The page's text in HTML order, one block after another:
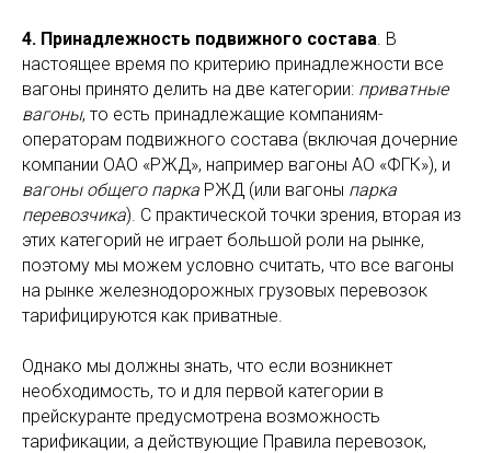
4. Принадлежность подвижного состава . В
настоящее время по критерию принадлежности все
вагоны принято делить на две категории: приватные
вагоны, то есть принадлежащие компаниям-
операторам подвижного состава (включая дочерние
компании ОАО «РЖД», например вагоны АО «ФГК»), и
вагоны общего парка РЖД (или вагоны парка
перевозчика). С практической точки зрения, вторая из
этих категорий не играет большой роли на рынке,
поэтому мы можем условно считать, что все вагоны
на рынке железнодорожных грузовых перевозок
тарифицируются как приватные.
Однако мы должны знать, что если возникнет
необходимость, то и для первой категории в
прейскуранте предусмотрена возможность
тарификации, а действующие Правила перевозок,